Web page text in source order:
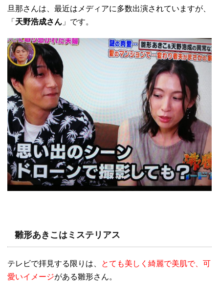
旦那さんは、最近はメディアに多数出演されていますが、
「 天野浩成さん 」です。
雛形あきこはミステリアス
テレビで拝見する限りは、
とても美しく綺麗で美肌で、可
愛いイメージがある雛形さん。